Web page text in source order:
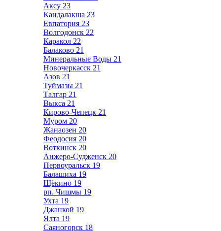
Аксу 23
Кандалакша 23
Евпатория 23
Волгодонск 22
Каракол 22
Балаково 21
Минеральные Воды 21
Новочеркасск 21
Азов 21
Туймазы 21
Талгар 21
Выкса 21
Кирово-Чепецк 21
Муром 20
Жанаозен 20
Феодосия 20
Воткинск 20
Анжеро-Судженск 20
Первоуральск 19
Балашиха 19
Щёкино 19
рп. Чишмы 19
Ухта 19
Джанкой 19
Ялта 19
Саяногорск 18